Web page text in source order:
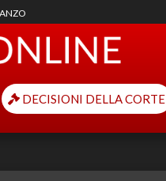
DECISIONI DELLA CORTE